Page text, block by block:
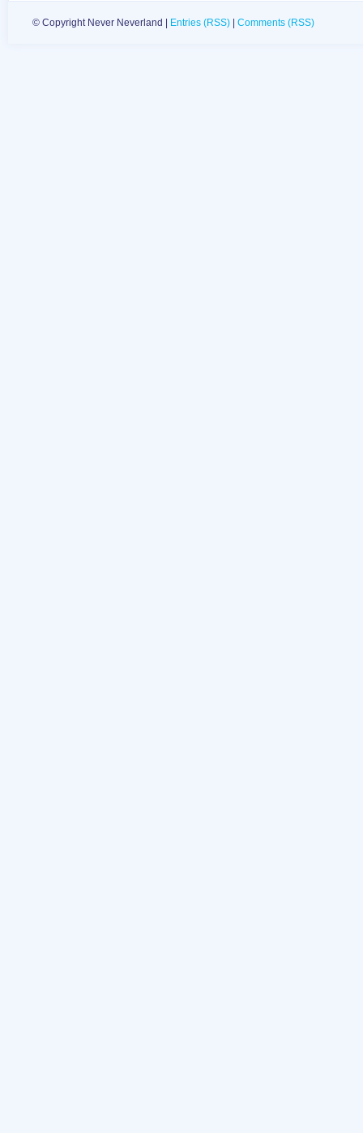
© Copyright Never Neverland | Entries (RSS) | Comments (RSS)